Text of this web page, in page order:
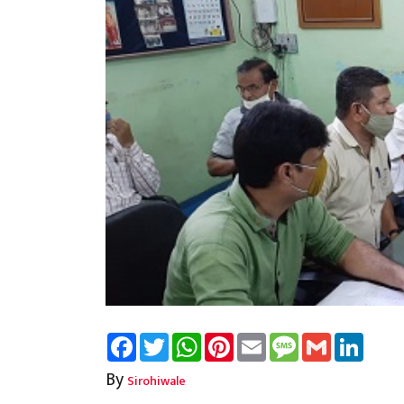
FacebookTwitterWhatsAppPinterest
Email Message
Gmail
By Sirohiwale